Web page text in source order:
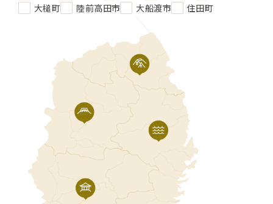
大槌町
陸前高田市 大船渡市 住田町